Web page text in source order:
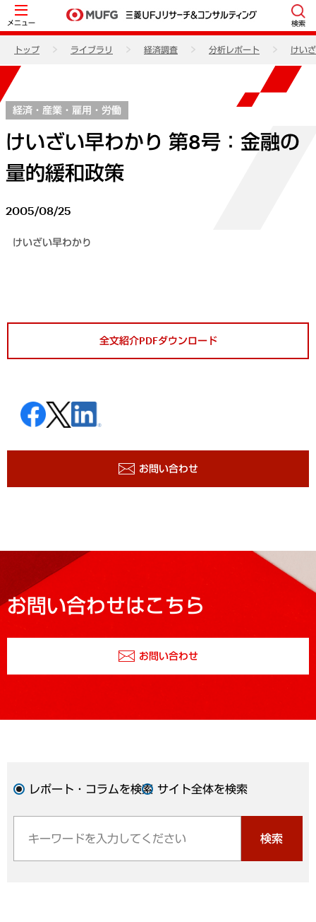
メニュー 検索
トップ ライブラリ 経済調査 分析レポート けい
経済・産業・雇用・労働
けいざい早わかり 第8号：金融の
量的緩和政策
2005/08/25
けいざい早わかり
全文紹介PDFダウンロード
お問い合わせ
お問い合わせはこちら
お問い合わせ
レポート・コラムを検索 サイト全体を検索
検索